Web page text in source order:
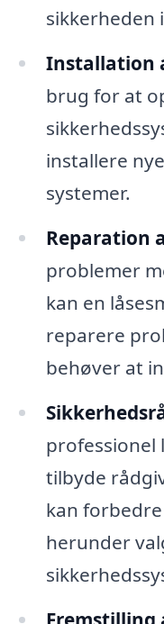
sikkerheden
Installation
brug for at
installere
systemer.
Reparation
problemer
kan en
reparere
behøver at
professionel
tilbyde
kan
herunder